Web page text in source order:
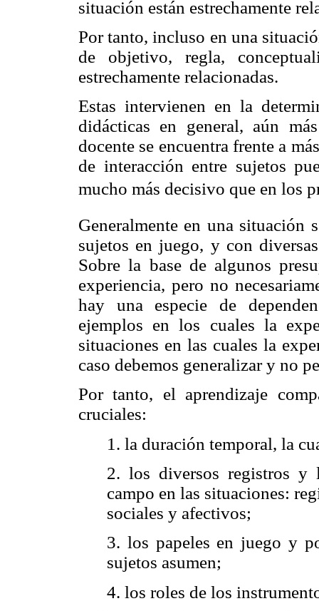
situación están estrechamente
Por tanto, incluso en una
de objetivo, regla,
estrechamente relacionadas.
Estas intervienen en la
didácticas en general, aún
docente se encuentra frente a
de interacción entre sujetos
mucho más decisivo que en los
Generalmente en una situación
sujetos en juego, y con
Sobre la base de algunos
experiencia, pero no
hay una especie de
ejemplos en los cuales la
situaciones en las cuales la
caso debemos generalizar y no
Por tanto, el aprendizaje
cruciales:
1. la duración temporal, la
2. los diversos registros y
campo en las situaciones:
sociales y afectivos;
3. los papeles en juego y
sujetos asumen;
4. los roles de los